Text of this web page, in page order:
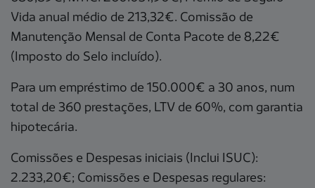
Vida anual médio de 213,32€. Comissão de
Manutenção Mensal de Conta Pacote de 8,22€
(Imposto do Selo incluído).
Para um empréstimo de 150.000€ a 30 anos, num
total de 360 prestações, LTV de 60%, com garantia
hipotecária.
Comissões e Despesas iniciais (Inclui ISUC):
2.233,20€; Comissões e Despesas regulares: